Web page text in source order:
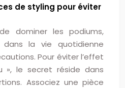
de styling pour éviter
dominer les podiums,
la vie quotidienne
Pour éviter l’effet
», le secret réside dans
Associez une pièce